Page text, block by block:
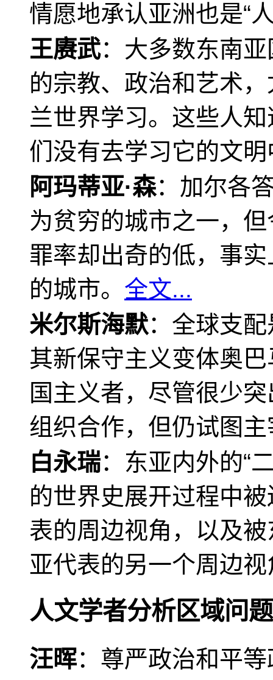
情愿地承认亚洲也是“
王赓武：大多数东南
的宗教、政治和艺术
兰世界学习。这些人
们没有去学习它的文
阿玛蒂亚·森：加尔各
为贫穷的城市之一，
罪率却出奇的低，事
的城市。 全文...
米尔斯海默：全球支
其新保守主义变体奥
国主义者，尽管很少
组织合作，但仍试图
白永瑞：东亚内外的“
的世界史展开过程中
表的周边视角，以及
亚代表的另一个周边视
人文学者分析区域问题
汪晖：尊严政治和平